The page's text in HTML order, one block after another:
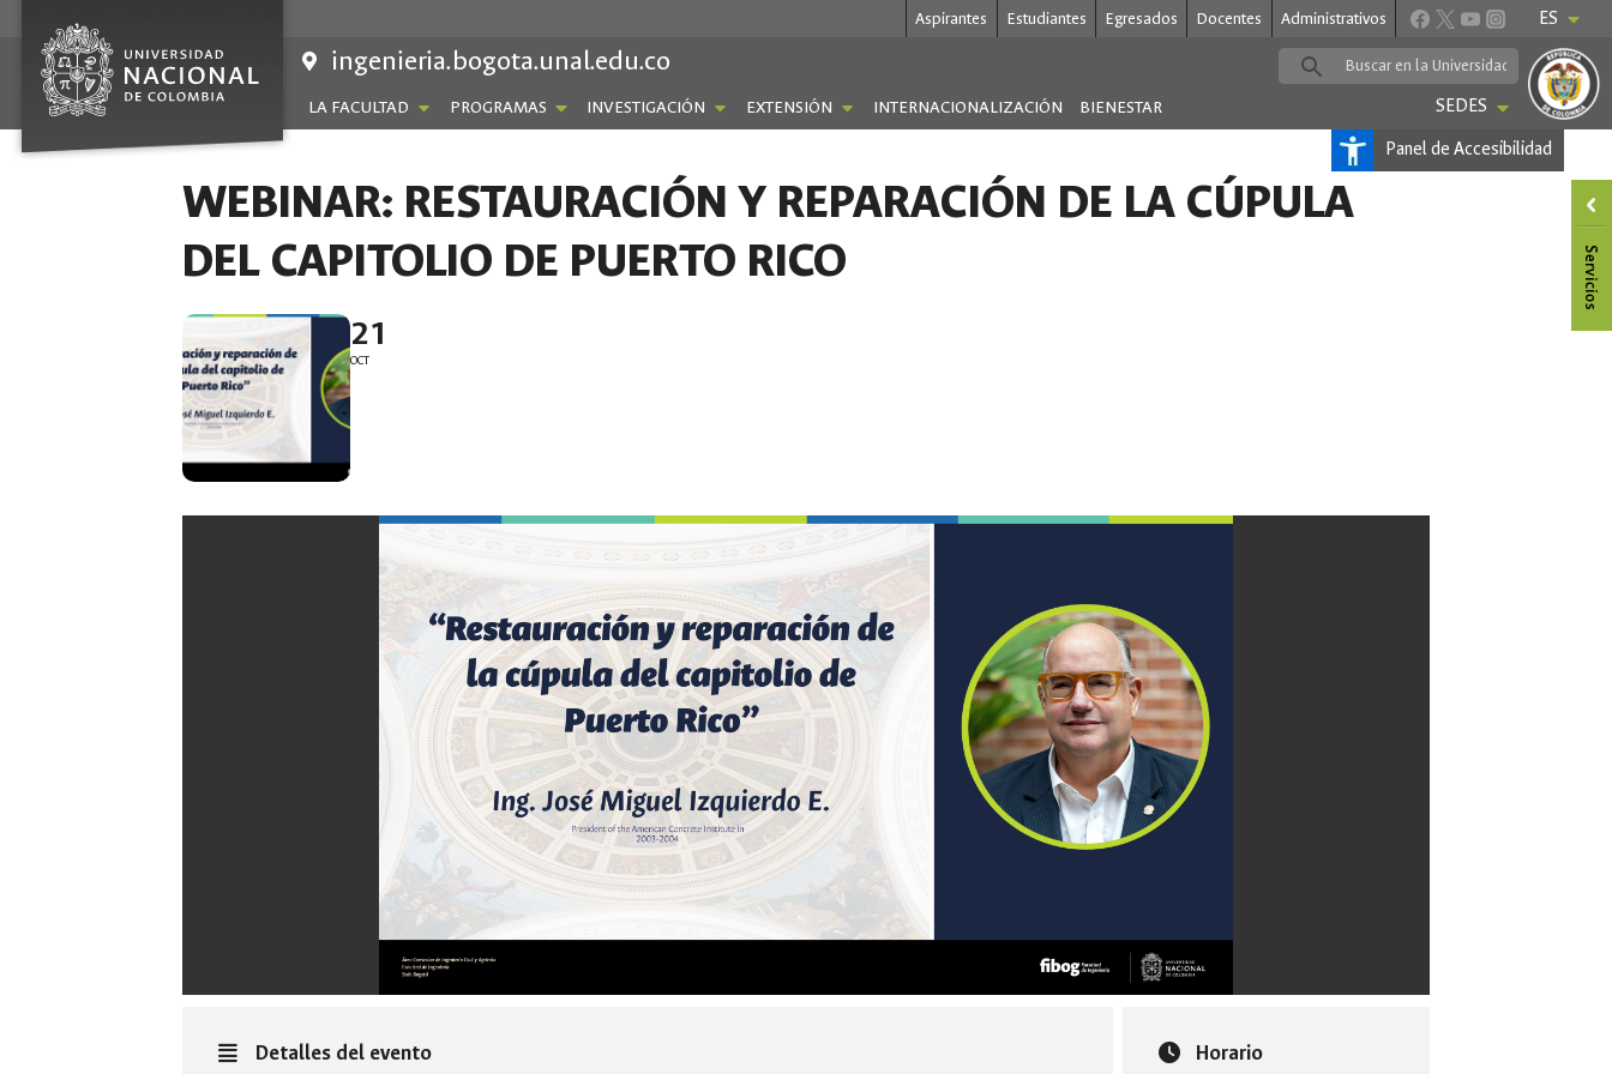
contenido
Aspirantes Estudiantes Egresados Docentes Administrativos ES
ingenieria.bogota.unal.edu.co
LA FACULTAD PROGRAMAS INVESTIGACIÓN EXTENSIÓN INTERNACIONALIZACIÓN BIENESTAR
SEDES
Panel de Accesibilidad
WEBINAR: RESTAURACIÓN Y REPARACIÓN DE LA CÚPULA
DEL CAPITOLIO DE PUERTO RICO
21
OCT
Detalles del evento Horario